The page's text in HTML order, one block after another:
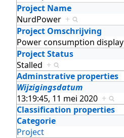
Project Name
NurdPower +
Project Omschrijving
Power consumption display
Project Status
Stalled +
Adminstrative properties
Wijzigingsdatum
13:19:45, 11 mei 2020 +
Classification properties
Categorie
Project